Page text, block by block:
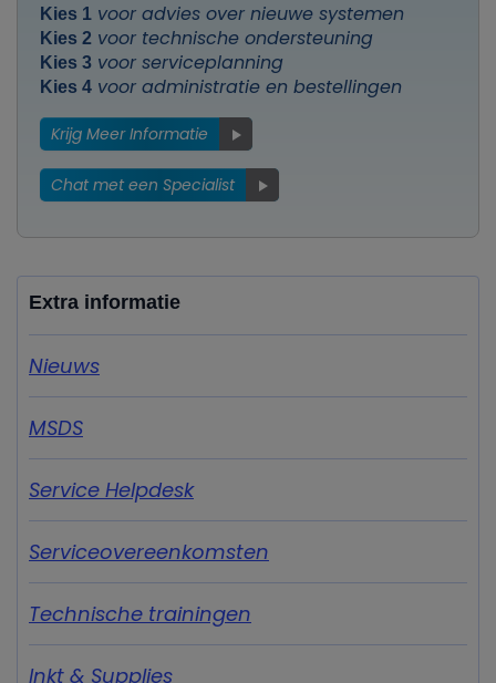
Kies 1 voor advies over nieuwe systemen
Kies 2 voor technische ondersteuning
Kies 3 voor serviceplanning
Kies 4 voor administratie en bestellingen
Krijg Meer Informatie
Chat met een Specialist
Extra informatie
Nieuws
MSDS
Service Helpdesk
Serviceovereenkomsten
Technische trainingen
Inkt & Supplies